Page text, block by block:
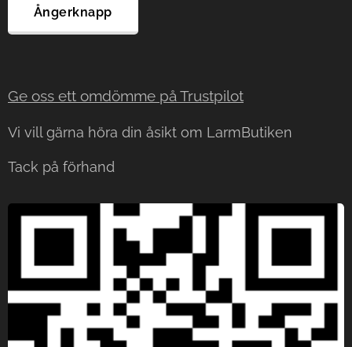
Ångerknapp
Ge oss ett omdömme på Trustpilot
Vi vill gärna höra din åsikt om LarmButiken
Tack på förhand